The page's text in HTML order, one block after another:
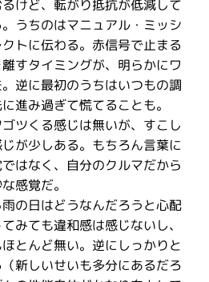
けど、転がり抵抗が低減して
うちのはマニュアル・ミッシ
トに伝わる。赤信号で止まる
すタイミングが、明らかにワ
逆に最初のうちはいつもの調
進み過ぎて慌てることも。
ツくる感じは無いが、すこし
が少しある。もちろん言葉に
はなく、自分のクルマだから
感覚だ。
の日はどうなんだろうと心配
みても違和感は感じないし、
とんど無い。逆にしっかりと
新しいせいも多分にあるだろ